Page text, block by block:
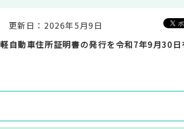
更新日：2026年5月9日
軽自動車住所証明書の発行を令和7年9月30日